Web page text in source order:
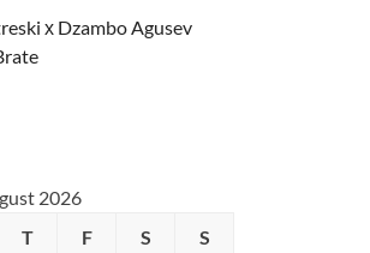
х Dzambo Agusev
2026
T F S S